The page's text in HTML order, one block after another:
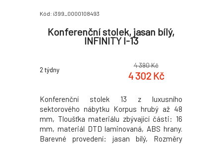
Kód: i399_0000108493
Konferenční stolek, jasan bílý,
INFINITY I-13
2 týdny
4 390 Kč
4 302 Kč
Konferenční stolek 13 z luxusního
sektorového nábytku Korpus hrubý až 48
mm, Tloušťka materiálu zbývající části: 16
mm, materiál DTD laminovaná, ABS hrany.
Barevné provedení: jasan bílý, Rozměry